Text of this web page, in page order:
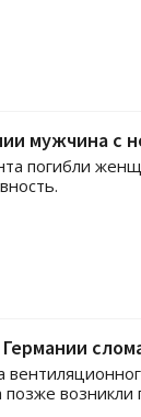
мужчина с
погибли
позже